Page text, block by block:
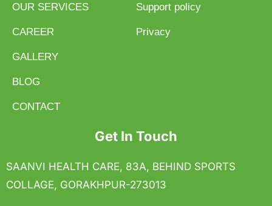
OUR SERVICES
CAREER
GALLERY
BLOG
CONTACT
Support policy
Privacy
Get In Touch
SAANVI HEALTH CARE, 83A, BEHIND SPORTS
COLLAGE, GORAKHPUR-273013